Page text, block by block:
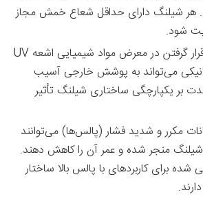
هر شیلنگ دارای حداقل شعاع خمش مجاز
شود.
قرار گرفتن در معرض مواد شیمیایی اشعه UV
می‌تواند به پوشش خارجی آسیب
بر یکپارچگی ساختاری شیلنگ تأثیر
مکرر و شدید فشار (پالس‌ها) می‌توانند
منجر شده و عمر آن را کاهش دهند.
برای کاربردهای با پالس بالا ساختار